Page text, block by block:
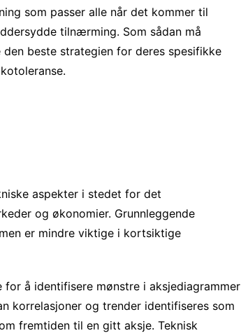
som passer alle når det kommer til
tilnærming. Som sådan må
beste strategien for deres spesifikke
aspekter i stedet for det
og økonomier. Grunnleggende
er mindre viktige i kortsiktige
å identifisere mønstre i aksjediagrammer
korrelasjoner og trender identifiseres som
fremtiden til en gitt aksje. Teknisk